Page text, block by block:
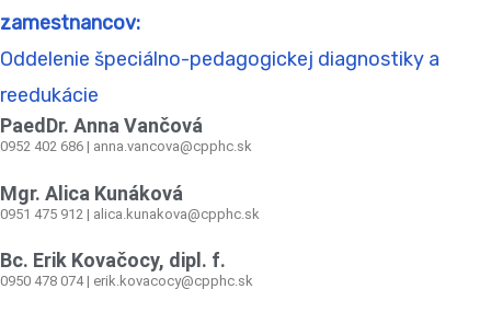
zamestnancov:
Oddelenie špeciálno-pedagogickej diagnostiky a
reedukácie
PaedDr. Anna Vančová
0952 402 686 | anna.vancova@cpphc.sk
Mgr. Alica Kunáková
0951 475 912 | alica.kunakova@cpphc.sk
Bc. Erik Kovačocy, dipl. f.
0950 478 074 | erik.kovacocy@cpphc.sk